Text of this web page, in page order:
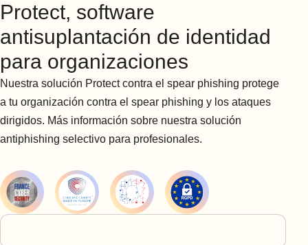
Protect, software
antisuplantación de identidad
para organizaciones
Nuestra solución Protect contra el spear phishing protege
a tu organización contra el spear phishing y los ataques
dirigidos. Más información sobre nuestra solución
antiphishing selectivo para profesionales.